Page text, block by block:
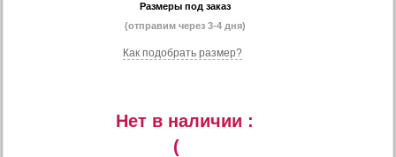
Размеры под заказ
(отправим через 3-4 дня)
Как подобрать размер?
Нет в наличии :
(